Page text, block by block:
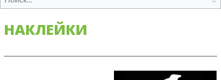
НАКЛЕЙКИ